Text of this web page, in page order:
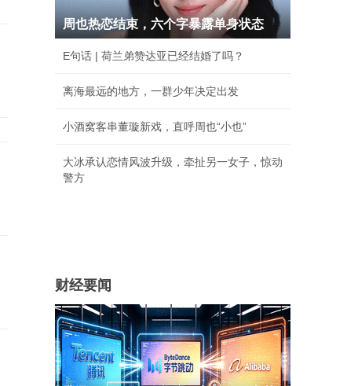
周也热恋结束，六个字暴露单身状态
E句话 | 荷兰弟赞达亚已经结婚了吗？
离海最远的地方，一群少年决定出发
小酒窝客串董璇新戏，直呼周也“小也”
大冰承认恋情风波升级，牵扯另一女子，惊动
警方
财经要闻